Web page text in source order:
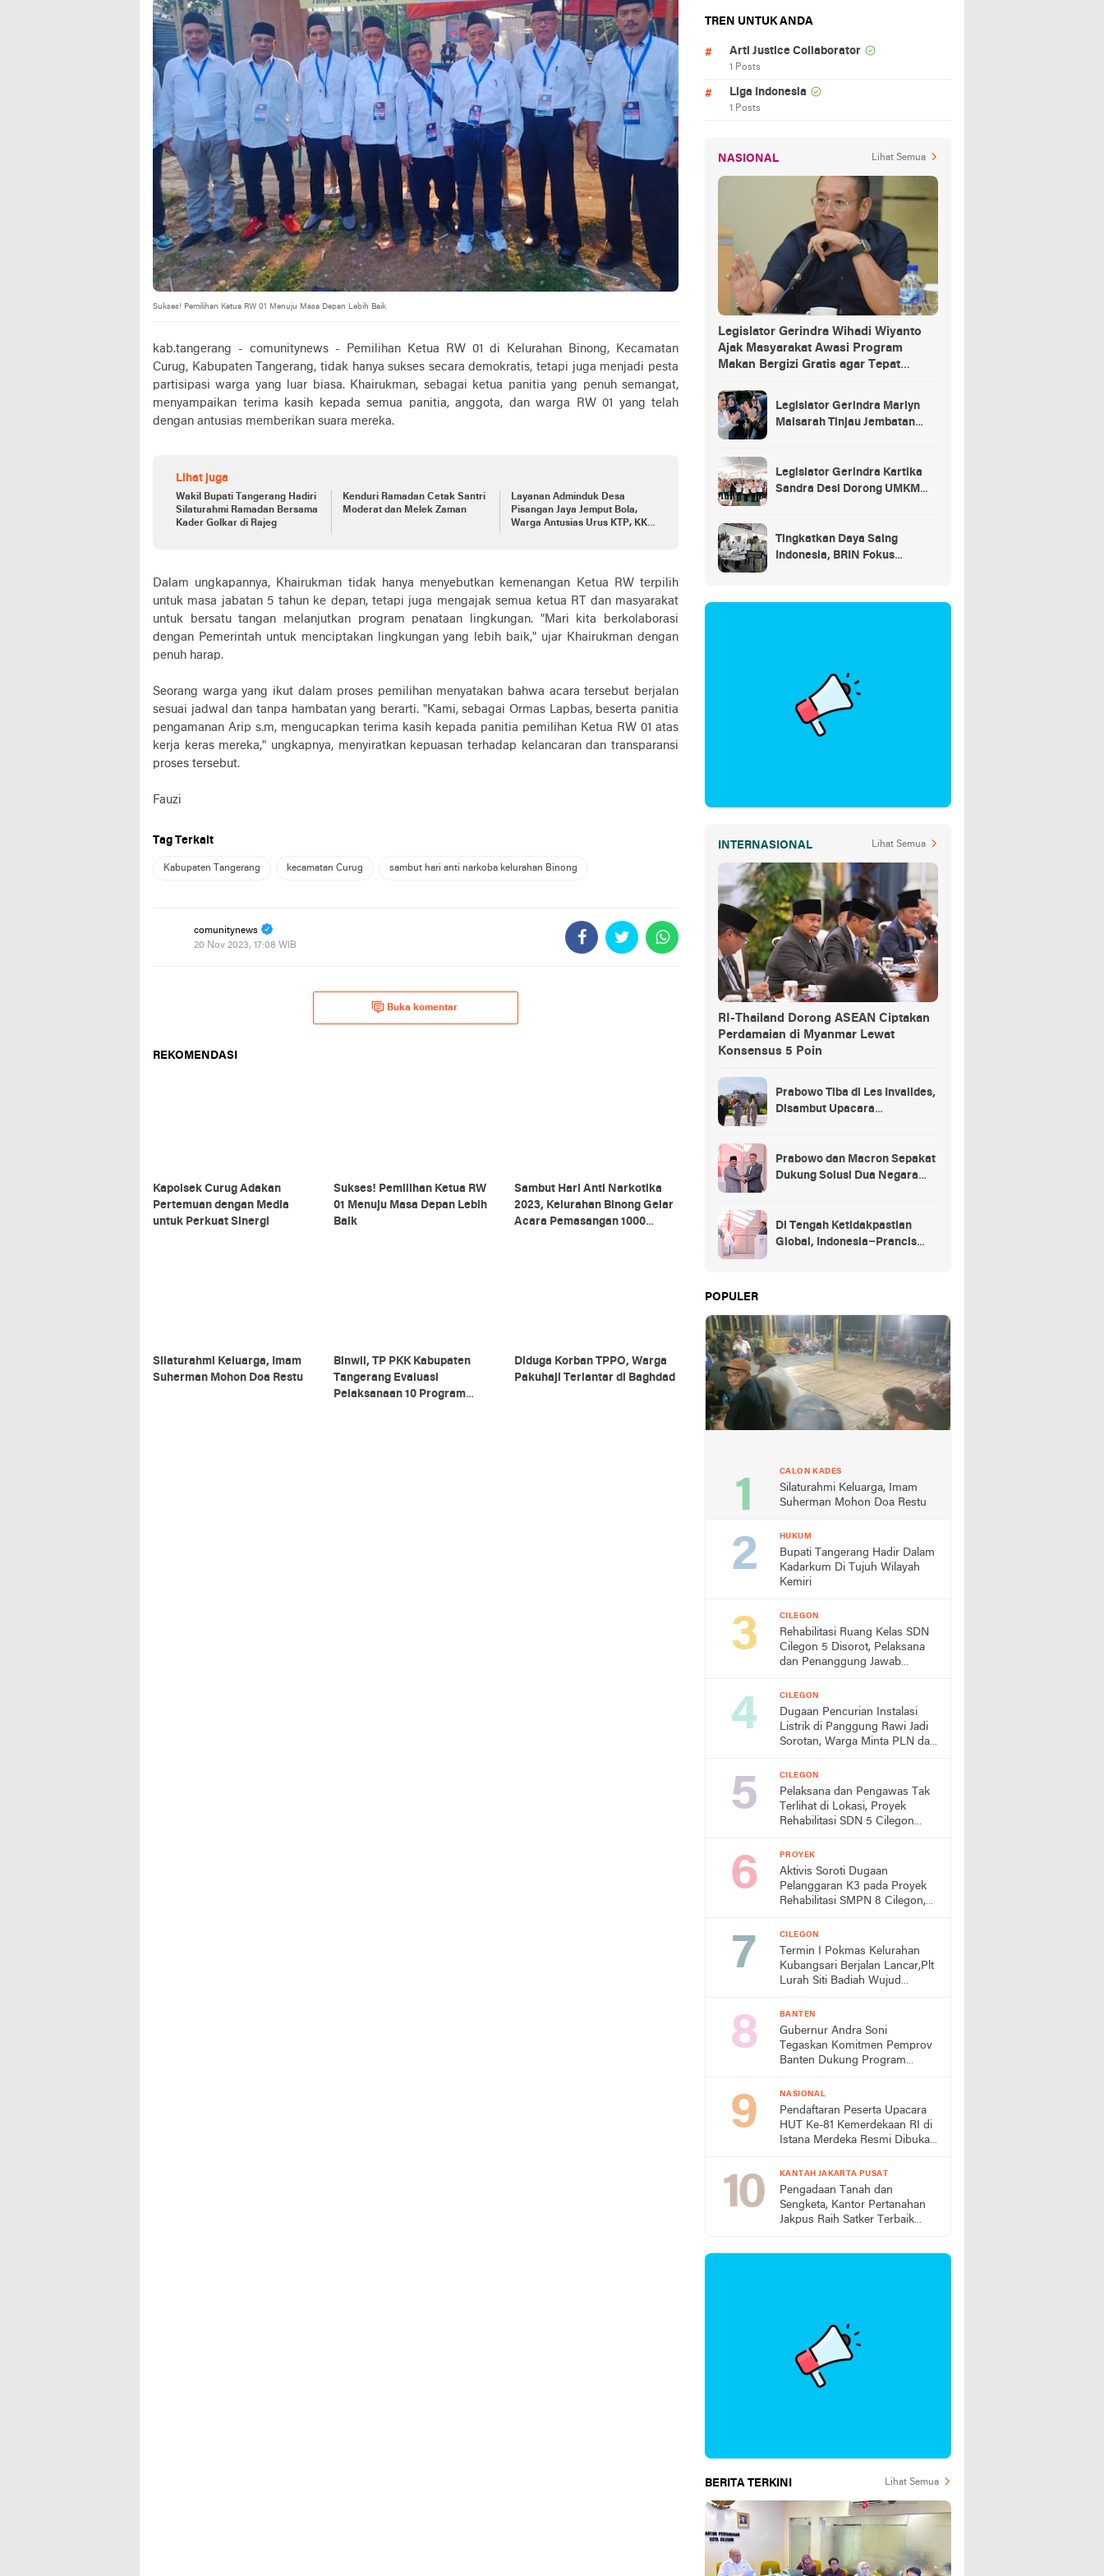
Sukses! Pemilihan Ketua RW 01 Menuju Masa Depan Lebih Baik
kab.tangerang - comunitynews - Pemilihan Ketua RW 01 di Kelurahan Binong, Kecamatan
Curug, Kabupaten Tangerang, tidak hanya sukses secara demokratis, tetapi juga menjadi pesta
partisipasi warga yang luar biasa. Khairukman, sebagai ketua panitia yang penuh semangat,
menyampaikan terima kasih kepada semua panitia, anggota, dan warga RW 01 yang telah
dengan antusias memberikan suara mereka.
Lihat juga
Wakil Bupati Tangerang Hadiri
Silaturahmi Ramadan Bersama
Kader Golkar di Rajeg
Kenduri Ramadan Cetak Santri
Moderat dan Melek Zaman
Layanan Adminduk Desa
Pisangan Jaya Jemput Bola,
Warga Antusias Urus KTP, KK,
Dalam ungkapannya, Khairukman tidak hanya menyebutkan kemenangan Ketua RW terpilih
untuk masa jabatan 5 tahun ke depan, tetapi juga mengajak semua ketua RT dan masyarakat
untuk bersatu tangan melanjutkan program penataan lingkungan. "Mari kita berkolaborasi
dengan Pemerintah untuk menciptakan lingkungan yang lebih baik," ujar Khairukman dengan
penuh harap.
Seorang warga yang ikut dalam proses pemilihan menyatakan bahwa acara tersebut berjalan
sesuai jadwal dan tanpa hambatan yang berarti. "Kami, sebagai Ormas Lapbas, beserta panitia
pengamanan Arip s.m, mengucapkan terima kasih kepada panitia pemilihan Ketua RW 01 atas
kerja keras mereka," ungkapnya, menyiratkan kepuasan terhadap kelancaran dan transparansi
proses tersebut.
Fauzi
Tag Terkait
Kabupaten Tangerang kecamatan Curug sambut hari anti narkoba kelurahan Binong
comunitynews
20 Nov 2023, 17:08 WIB
Buka komentar
REKOMENDASI
Kapolsek Curug Adakan
Pertemuan dengan Media
untuk Perkuat Sinergi
Sukses! Pemilihan Ketua RW
01 Menuju Masa Depan Lebih
Baik
Sambut Hari Anti Narkotika
2023, Kelurahan Binong Gelar
Acara Pemasangan 1000
Silaturahmi Keluarga, Imam
Suherman Mohon Doa Restu
Binwil, TP PKK Kabupaten
Tangerang Evaluasi
Pelaksanaan 10 Program
Diduga Korban TPPO, Warga
Pakuhaji Terlantar di Baghdad
TREN UNTUK ANDA
Arti Justice Collaborator
1 Posts
Liga Indonesia
1 Posts
NASIONAL Lihat Semua
Legislator Gerindra Wihadi Wiyanto
Ajak Masyarakat Awasi Program
Makan Bergizi Gratis agar Tepat
Legislator Gerindra Marlyn
Maisarah Tinjau Jembatan
Legislator Gerindra Kartika
Sandra Desi Dorong UMKM
Tingkatkan Daya Saing
Indonesia, BRIN Fokus
INTERNASIONAL Lihat Semua
RI-Thailand Dorong ASEAN Ciptakan
Perdamaian di Myanmar Lewat
Konsensus 5 Poin
Prabowo Tiba di Les Invalides,
Disambut Upacara
Prabowo dan Macron Sepakat
Dukung Solusi Dua Negara
Di Tengah Ketidakpastian
Global, Indonesia–Prancis
POPULER
CALON KADES
Silaturahmi Keluarga, Imam
Suherman Mohon Doa Restu
HUKUM
Bupati Tangerang Hadir Dalam
Kadarkum Di Tujuh Wilayah
Kemiri
CILEGON
Rehabilitasi Ruang Kelas SDN
Cilegon 5 Disorot, Pelaksana
dan Penanggung Jawab
Berada di Lokasi
CILEGON
Dugaan Pencurian Instalasi
Listrik di Panggung Rawi Jadi
Sorotan, Warga Minta PLN dan
CILEGON
Pelaksana dan Pengawas Tak
Terlihat di Lokasi, Proyek
Rehabilitasi SDN 5 Cilegon
Turun Tangan
PROYEK
Aktivis Soroti Dugaan
Pelanggaran K3 pada Proyek
Rehabilitasi SMPN 8 Cilegon,
CILEGON
Termin I Pokmas Kelurahan
Kubangsari Berjalan Lancar,Plt
Lurah Siti Badiah Wujud
Lingkungan
BANTEN
Gubernur Andra Soni
Tegaskan Komitmen Pemprov
Banten Dukung Program
NASIONAL
Pendaftaran Peserta Upacara
HUT Ke-81 Kemerdekaan RI di
Istana Merdeka Resmi Dibuka
KANTAH JAKARTA PUSAT
Pengadaan Tanah dan
Sengketa, Kantor Pertanahan
Jakpus Raih Satker Terbaik
BERITA TERKINI Lihat Semua